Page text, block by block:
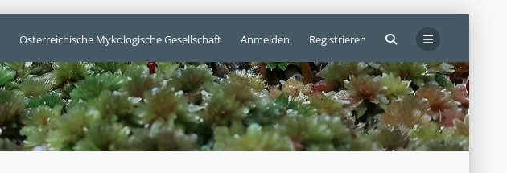
Österreichische Mykologische Gesellschaft Anmelden Registrieren